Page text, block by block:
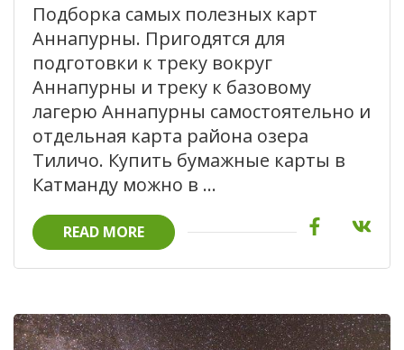
Подборка самых полезных карт
Аннапурны. Пригодятся для
подготовки к треку вокруг
Аннапурны и треку к базовому
лагерю Аннапурны самостоятельно и
отдельная карта района озера
Тиличо. Купить бумажные карты в
Катманду можно в …
READ MORE